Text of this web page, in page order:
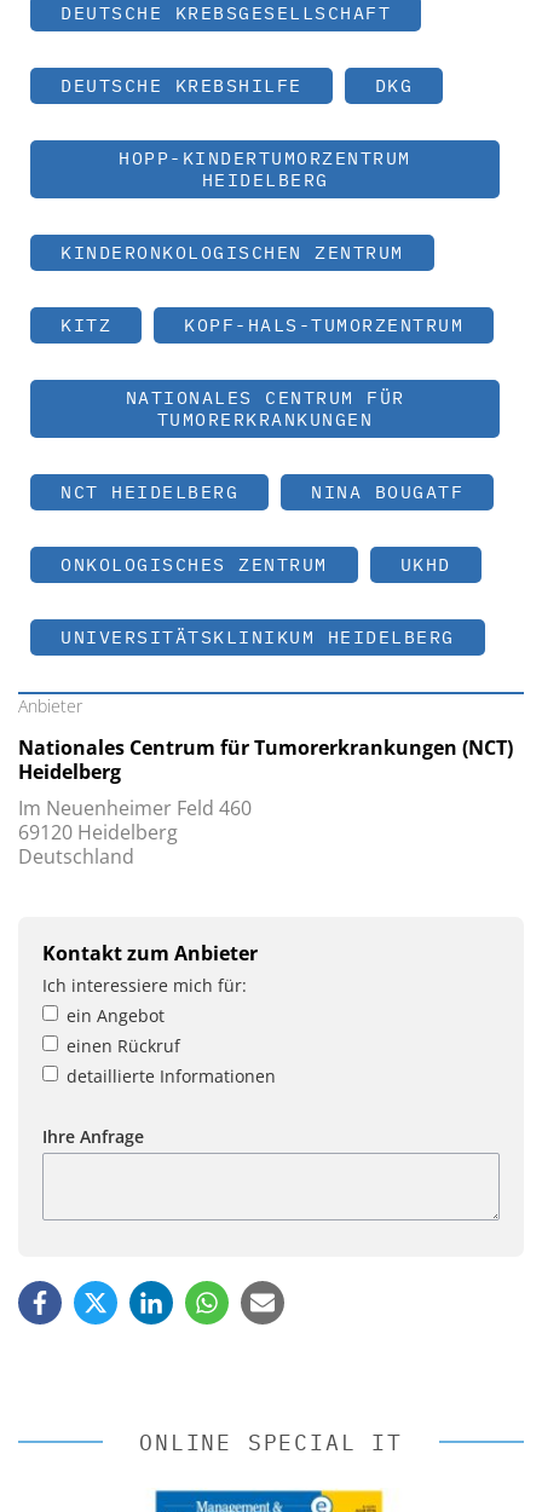
DEUTSCHE KREBSGESELLSCHAFT
DEUTSCHE KREBSHILFE DKG
HOPP-KINDERTUMORZENTRUM
HEIDELBERG
KINDERONKOLOGISCHEN ZENTRUM
KITZ KOPF-HALS-TUMORZENTRUM
NATIONALES CENTRUM FÜR
TUMORERKRANKUNGEN
NCT HEIDELBERG NINA BOUGATF
ONKOLOGISCHES ZENTRUM UKHD
UNIVERSITÄTSKLINIKUM HEIDELBERG
Anbieter
Nationales Centrum für Tumorerkrankungen (NCT)
Heidelberg
Im Neuenheimer Feld 460
69120 Heidelberg
Deutschland
Kontakt zum Anbieter
Ich interessiere mich für:
ein Angebot
einen Rückruf
detaillierte Informationen
Ihre Anfrage
ONLINE SPECIAL IT